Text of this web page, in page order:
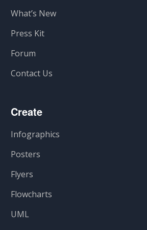
What’s New
Press Kit
Forum
Contact Us
Create
Infographics
Posters
Flyers
Flowcharts
UML